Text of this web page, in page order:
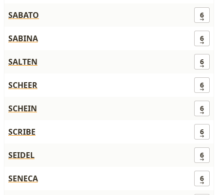
SABATO 6
SABINA 6
SALTEN 6
SCHEER 6
SCHEIN 6
SCRIBE 6
SEIDEL 6
SENECA 6